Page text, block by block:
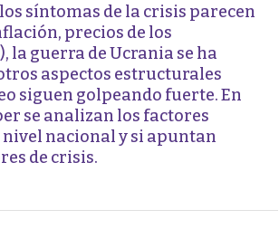
síntomas de la crisis parecen
precios de los
la guerra de Ucrania se ha
aspectos estructurales
siguen golpeando fuerte. En
se analizan los factores
nivel nacional y si apuntan
de crisis.